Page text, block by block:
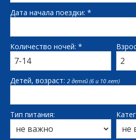
Дата начала поездки: *
Количество ночей: *
Детей, возраст: 2 детей (6 и 10 лет)
Тип питания: